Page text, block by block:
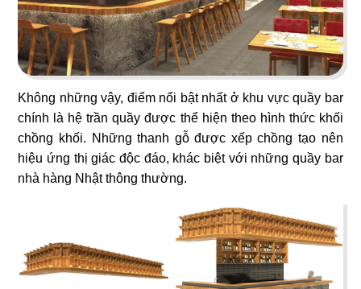
Không những vậy, điểm nổi bật nhất ở khu vực quầy bar
chính là hệ trần quầy được thể hiện theo hình thức khối
chồng khối. Những thanh gỗ được xếp chồng tạo nên
hiệu ứng thị giác độc đáo, khác biệt với những quầy bar
nhà hàng Nhật thông thường.
17
5 SAO
Nhà hàng Việt
18
667 BISTRO
Rooftop
19
Nhà hàng Nhật